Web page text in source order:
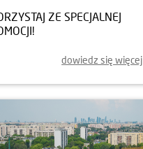
ZE SPECJALNEJ
dowiedz się więcej